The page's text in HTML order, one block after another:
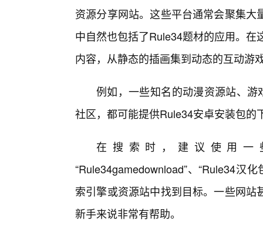
资源分享网站。这些平台通常会聚集
中自然也包括了Rule34题材的应用。
内容，从静态的插画集到动态的互动游
例如，一些知名的动漫资源站、游
社区，都可能提供Rule34安卓安装包的
在搜索时，建议使用一
“Rule34gamedownload”、“Rule34汉
索引擎或资源站中找到目标。一些网
新手来说非常有帮助。